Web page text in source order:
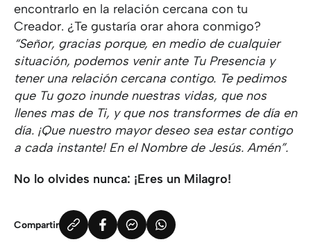
encontrarlo en la relación cercana con tu
Creador. ¿Te gustaría orar ahora conmigo?
“Señor, gracias porque, en medio de cualquier
situación, podemos venir ante Tu Presencia y
tener una relación cercana contigo. Te pedimos
que Tu gozo inunde nuestras vidas, que nos
llenes mas de Ti, y que nos transformes de día en
día. ¡Que nuestro mayor deseo sea estar contigo
a cada instante! En el Nombre de Jesús. Amén”.
No lo olvides nunca: ¡Eres un Milagro!
Compartir